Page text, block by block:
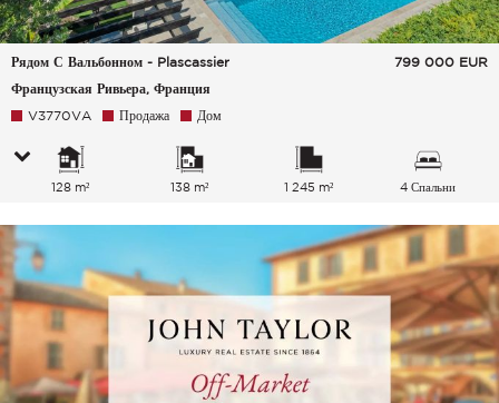
Рядом С Вальбонном - Plascassier
Французская Ривьера, Франция
799 000 EUR
V3770VA Продажа Дом
128 m² 138 m² 1 245 m² 4 Спальни